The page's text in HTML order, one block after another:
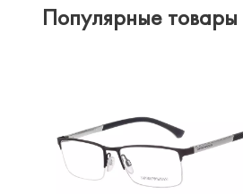
Популярные товары